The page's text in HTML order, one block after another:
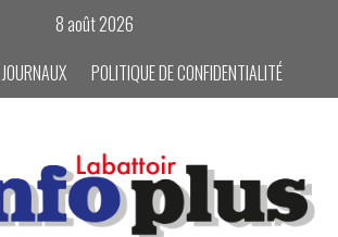
8 août 2026
POLITIQUE DE CONFIDENTIALITÉ